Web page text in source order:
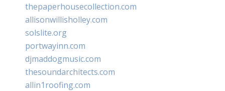
thepaperhousecollection.com
allisonwillisholley.com
solslite.org
portwayinn.com
djmaddogmusic.com
thesoundarchitects.com
allin1roofing.com